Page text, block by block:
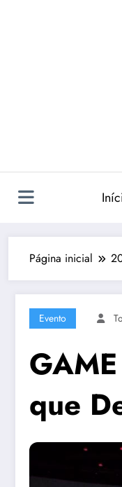
Página inicial
Evento
que